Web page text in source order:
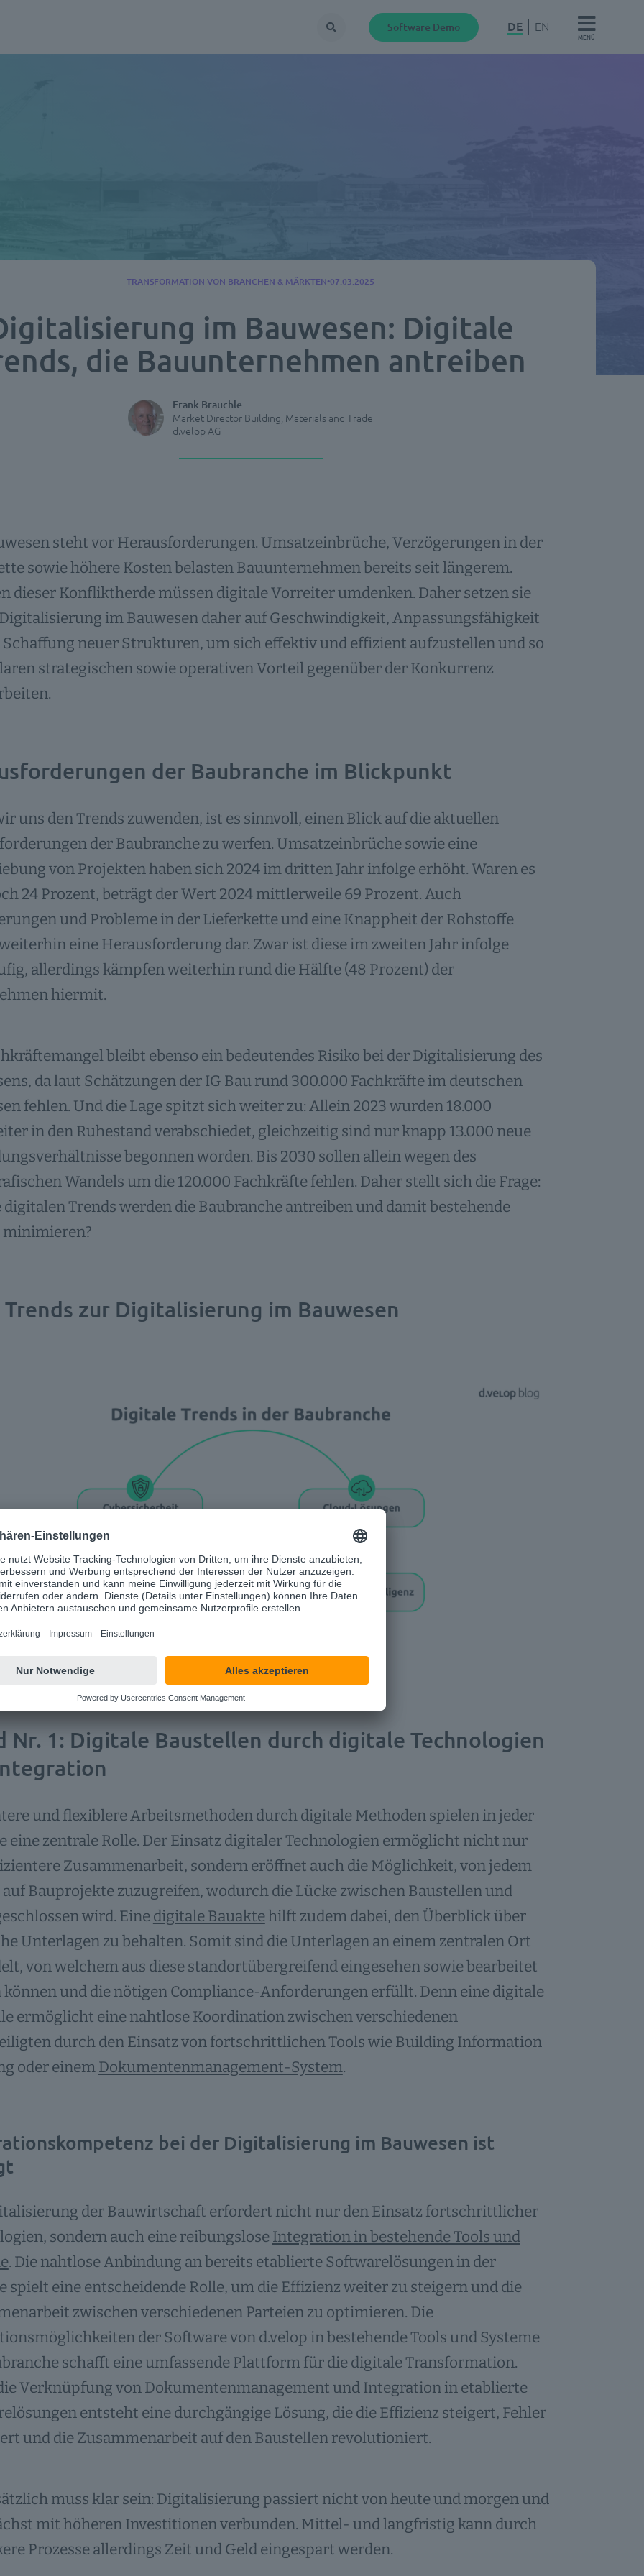
Suche Software Demo DE EN
MENÜ
im Bauwesen: Digitale
die Bauunternehmen antreiben
TRANSFORMATION VON BRANCHEN & MÄRKTEN 07.03.2025
Frank Brauchle
Market Director Building, Materials and Trade
d.velop AG
steht vor Herausforderungen. Umsatzeinbrüche, Verzögerungen in der
sowie höhere Kosten belasten Bauunternehmen bereits seit längerem.
dieser Konfliktherde müssen digitale Vorreiter umdenken. Daher setzen sie
im Bauwesen daher auf Geschwindigkeit, Anpassungsfähigkeit
Schaffung neuer Strukturen, um sich effektiv und effizient aufzustellen und so
strategischen sowie operativen Vorteil gegenüber der Konkurrenz
der Baubranche im Blickpunkt
uns den Trends zuwenden, ist es sinnvoll, einen Blick auf die aktuellen
der Baubranche zu werfen. Umsatzeinbrüche sowie eine
von Projekten haben sich 2024 im dritten Jahr infolge erhöht. Waren es
24 Prozent, beträgt der Wert 2024 mittlerweile 69 Prozent. Auch
und Probleme in der Lieferkette und eine Knappheit der Rohstoffe
eine Herausforderung dar. Zwar ist diese im zweiten Jahr infolge
allerdings kämpfen weiterhin rund die Hälfte (48 Prozent) der
hiermit.
bleibt ebenso ein bedeutendes Risiko bei der Digitalisierung des
da laut Schätzungen der IG Bau rund 300.000 Fachkräfte im deutschen
fehlen. Und die Lage spitzt sich weiter zu: Allein 2023 wurden 18.000
in den Ruhestand verabschiedet, gleichzeitig sind nur knapp 13.000 neue
begonnen worden. Bis 2030 sollen allein wegen des
Wandels um die 120.000 Fachkräfte fehlen. Daher stellt sich die Frage:
digitalen Trends werden die Baubranche antreiben und damit bestehende
minimieren?
Trends zur Digitalisierung im Bauwesen
Nr. 1: Digitale Baustellen durch digitale Technologien
und flexiblere Arbeitsmethoden durch digitale Methoden spielen in jeder
eine zentrale Rolle. Der Einsatz digitaler Technologien ermöglicht nicht nur
Zusammenarbeit, sondern eröffnet auch die Möglichkeit, von jedem
Bauprojekte zuzugreifen, wodurch die Lücke zwischen Baustellen und
wird. Einedigitale Bauaktehilft zudem dabei, den Überblick über
Unterlagen zu behalten. Somit sind die Unterlagen an einem zentralen Ort
von welchem aus diese standortübergreifend eingesehen sowie bearbeitet
können und die nötigen Compliance-Anforderungen erfüllt. Denn eine digitale
ermöglicht eine nahtlose Koordination zwischen verschiedenen
durch den Einsatz von fortschrittlichen Tools wie Building Information
oder einemDokumentenmanagement-System.
bei der Digitalisierung im Bauwesen ist
der Bauwirtschaft erfordert nicht nur den Einsatz fortschrittlicher
sondern auch eine reibungsloseIntegration in bestehende Tools und
. Die nahtlose Anbindung an bereits etablierte Softwarelösungen in der
spielt eine entscheidende Rolle, um die Effizienz weiter zu steigern und die
zwischen verschiedenen Parteien zu optimieren. Die
der Software von d.velop in bestehende Tools und Systeme
schafft eine umfassende Plattform für die digitale Transformation.
Verknüpfung von Dokumentenmanagement und Integration in etablierte
entsteht eine durchgängige Lösung, die die Effizienz steigert, Fehler
und die Zusammenarbeit auf den Baustellen revolutioniert.
muss klar sein: Digitalisierung passiert nicht von heute und morgen und
mit höheren Investitionen verbunden. Mittel- und langfristig kann durch
Prozesse allerdings Zeit und Geld eingespart werden.